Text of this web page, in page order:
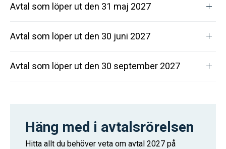
Avtal som löper ut den 31 maj 2027
Avtal som löper ut den 30 juni 2027
Avtal som löper ut den 30 september 2027
Häng med i avtalsrörelsen
Hitta allt du behöver veta om avtal 2027 på